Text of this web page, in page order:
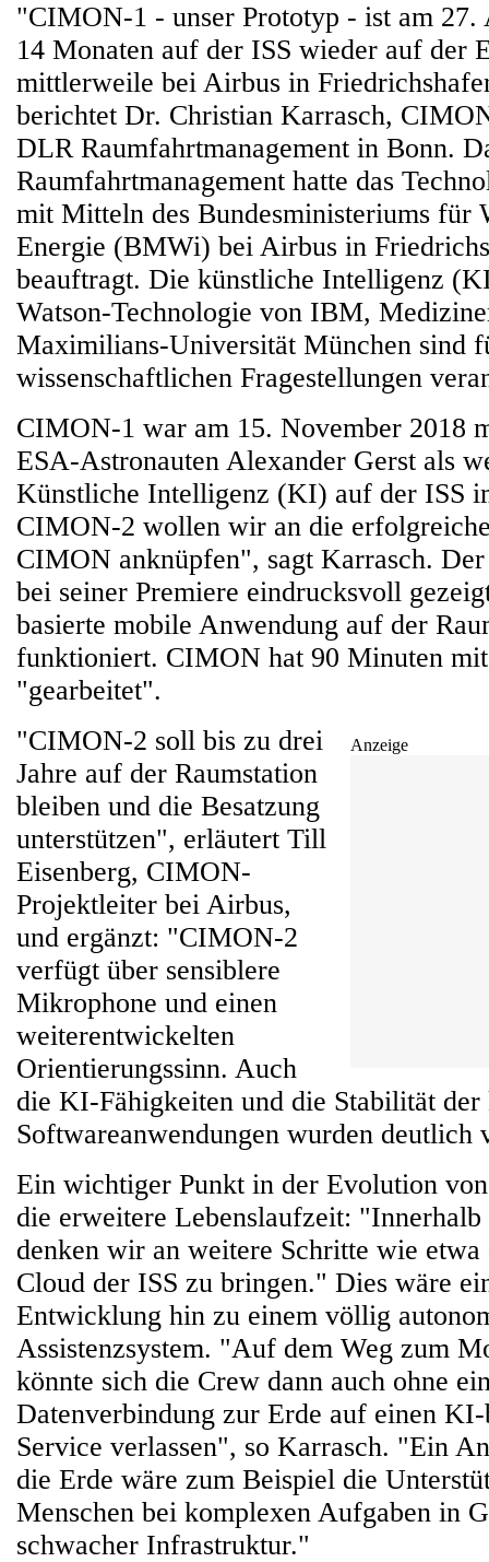
"CIMON-1 - unser Prototyp - ist am 27.
14 Monaten auf der ISS wieder auf der
mittlerweile bei Airbus in
berichtet Dr. Christian Karrasch,
DLR Raumfahrtmanagement in Bonn.
Raumfahrtmanagement hatte das
mit Mitteln des Bundesministeriums für
Energie (BMWi) bei Airbus in
beauftragt. Die künstliche Intelligenz
Watson-Technologie von IBM,
Maximilians-Universität München sind
wissenschaftlichen Fragestellungen
CIMON-1 war am 15. November 2018
ESA-Astronauten Alexander Gerst als
Künstliche Intelligenz (KI) auf der ISS
CIMON-2 wollen wir an die
CIMON anknüpfen", sagt Karrasch.
bei seiner Premiere eindrucksvoll
basierte mobile Anwendung auf der
funktioniert. CIMON hat 90 Minuten
"gearbeitet".
Anzeige
"CIMON-2 soll bis zu drei
Jahre auf der Raumstation
bleiben und die Besatzung
unterstützen", erläutert Till
Eisenberg, CIMON-
Projektleiter bei Airbus,
und ergänzt: "CIMON-2
verfügt über sensiblere
Mikrophone und einen
weiterentwickelten
Orientierungssinn. Auch
die KI-Fähigkeiten und die Stabilität der
Softwareanwendungen wurden deutlich
Ein wichtiger Punkt in der Evolution
die erweitere Lebenslaufzeit: "Innerhalb
denken wir an weitere Schritte wie
Cloud der ISS zu bringen." Dies wäre
Entwicklung hin zu einem völlig
Assistenzsystem. "Auf dem Weg zum
könnte sich die Crew dann auch ohne
Datenverbindung zur Erde auf einen
Service verlassen", so Karrasch. "Ein
die Erde wäre zum Beispiel die
Menschen bei komplexen Aufgaben in
schwacher Infrastruktur."